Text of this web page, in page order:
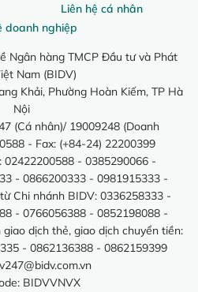
Liên hệ cá nhân
doanh nghiệp
Ngân hàng TMCP Đầu tư và Phát
Nam (BIDV)
Khải, Phường Hoàn Kiếm, TP Hà
Nội
(Cá nhân)/ 19009248 (Doanh
- Fax: (+84-24) 22200399
02422200588 - 0385290066 -
- 0866200333 - 0981915333 -
Chi nhánh BIDV: 0336258333 -
- 0766056388 - 0852198088 -
dịch thẻ, giao dịch chuyển tiền:
- 0862136388 - 0862159399
BIDVVNVX